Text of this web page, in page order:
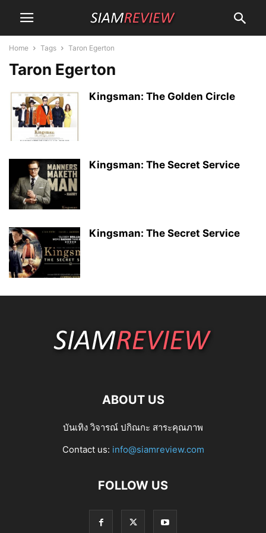
Home Tags Taron Egerton
Taron Egerton
Kingsman: The Golden Circle
Kingsman: The Secret Service
Kingsman: The Secret Service
ABOUT US
บันเทิง วิจารณ์ ปกิณกะ สาระคุณภาพ
Contact us: info@siamreview.com
FOLLOW US